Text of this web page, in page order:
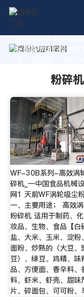
作为专业的 粉碎机
定制高价值的粉体加
粉碎
WF-30B系列-高效涡
碎机_—中国食品机械
网1 天前WF涡轮吸尘
一、主要用途； 高效
粉碎机 适用于制药、
妆品、生物、食品【白
盐、大米、玉米、淀粉
面粉、炒熟的〈大豆、
豆〉、绿豆、鸡精、味
品、方便面、香辛料、
料、虾米、虾壳、甜味
片、碎面包、可可粉、